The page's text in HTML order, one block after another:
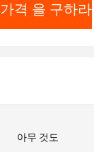
격 을 구하라
아무 것도